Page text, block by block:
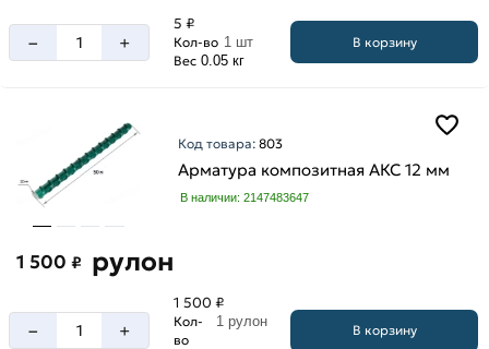
– +
5 ₽
Кол-во 1 шт
Вес 0.05 кг
В корзину
Код товара:803
Арматура композитная АКС 12 мм
В наличии: 2147483647
1 500 ₽ рулон
– +
1 500 ₽
Кол-
во
1 рулон
В корзину